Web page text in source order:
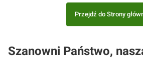
Przejdź do Strony
Szanowni Państwo,